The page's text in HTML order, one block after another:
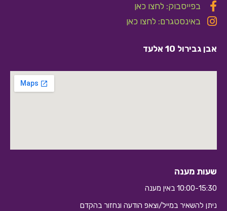
בפייסבוק: לחצו כאן
באינסטגרם: לחצו כאן
אבן גבירול 10 אלעד
שעות מענה
10:00-15:30 באין מענה
ניתן להשאיר במייל/וצאפ הודעה ונחזור בהקדם